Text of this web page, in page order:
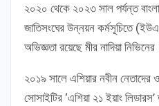
২০২০ থেকে ২০২৩ সাল পর্যন্ত
জাতিসংঘের উন্নয়ন কর্মসূচিতে
অভিজ্ঞতা রয়েছে মীর নাদিয়া
২০১৯ সালে এশিয়ার নবীন নেতাদের
সোসাইটির ‘এশিয়া ২১ ইয়াং লিডারস’